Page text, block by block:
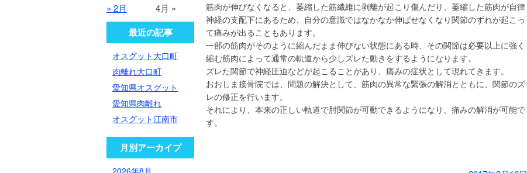
筋肉が伸びなくなると、萎縮した筋繊維に剥離が起こり傷んだり、萎縮した筋肉が自律
神経の支配下にあるため、自分の意識ではなかなか伸ばせなくなり関節のずれが起こっ
て痛みが出ることもあります。
一部の筋肉がそのように縮んだまま伸びない状態にある時、その関節は必要以上に強く
縮む筋肉によって通常の軌道から少しズレた動きをするようになります。
ズレた関節で神経圧迫などが起こることがあり、痛みの症状として現れてきます。
おおしま接骨院では、問題の解決として、筋肉の異常な緊張の解消とともに、関節のズ
レの修正を行います。
それにより、本来の正しい軌道で肘関節が可動できるようになり、痛みの解消が可能で
す。
« 2月 4月 »
最近の記事
オスグット大口町
肉離れ大口町
愛知県オスグット
愛知県肉離れ
オスグット江南市
月別アーカイブ
2026年8月